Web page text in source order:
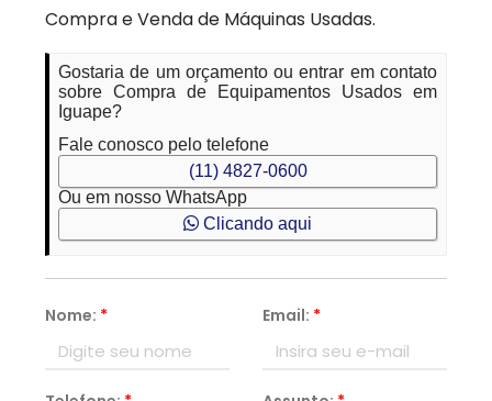
Compra e Venda de Máquinas Usadas.
Gostaria de um orçamento ou entrar em contato
sobre Compra de Equipamentos Usados em
Iguape?
Fale conosco pelo telefone
(11) 4827-0600
Ou em nosso WhatsApp
Clicando aqui
Nome: * Email: *